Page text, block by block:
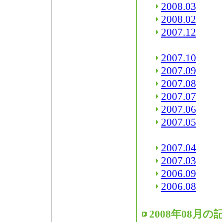
2008.03
2008.02
2007.12
2007.10
2007.09
2007.08
2007.07
2007.06
2007.05
2007.04
2007.03
2006.09
2006.08
2008年08月の